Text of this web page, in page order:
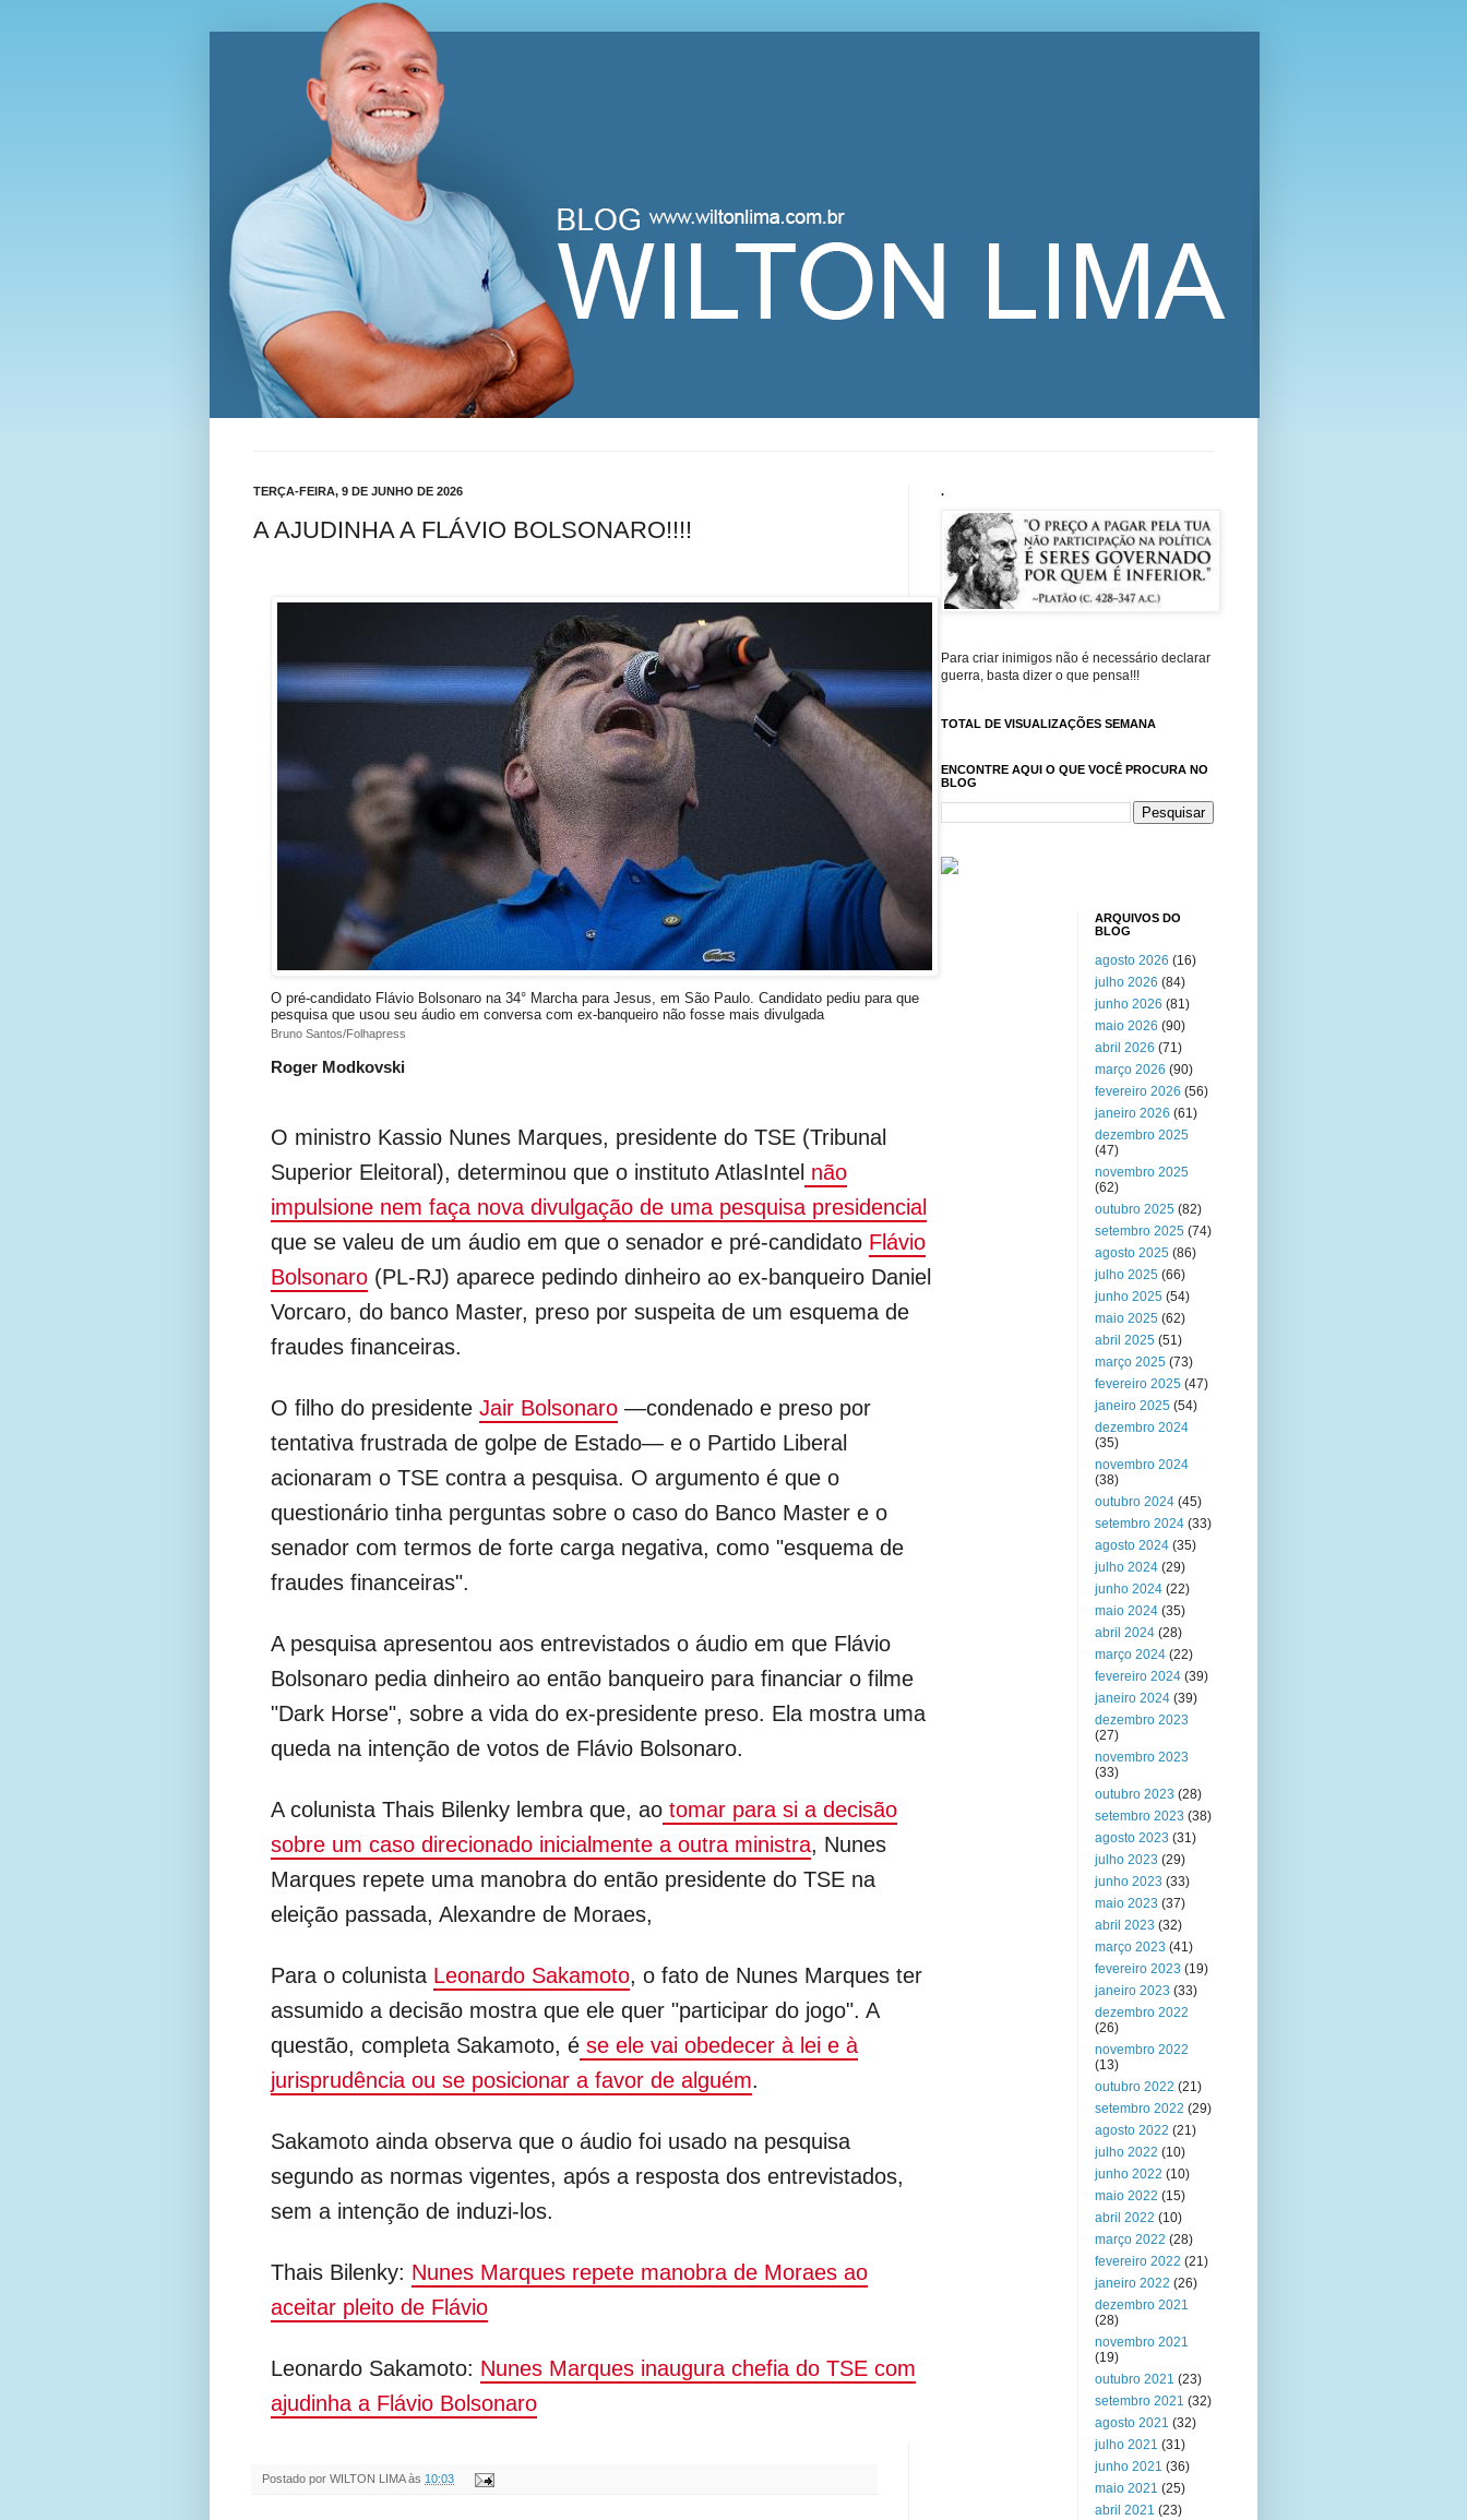
Blog Wilton Lima
TERÇA-FEIRA, 9 DE JUNHO DE 2026
A AJUDINHA A FLÁVIO BOLSONARO!!!!
O pré-candidato Flávio Bolsonaro na 34° Marcha para Jesus, em São Paulo. Candidato pediu para que
pesquisa que usou seu áudio em conversa com ex-banqueiro não fosse mais divulgada
Bruno Santos/Folhapress
Roger Modkovski
O ministro Kassio Nunes Marques, presidente do TSE (Tribunal
Superior Eleitoral), determinou que o instituto AtlasIntel não
impulsione nem faça nova divulgação de uma pesquisa presidencial
que se valeu de um áudio em que o senador e pré-candidato Flávio
Bolsonaro (PL-RJ) aparece pedindo dinheiro ao ex-banqueiro Daniel
Vorcaro, do banco Master, preso por suspeita de um esquema de
fraudes financeiras.
O filho do presidente Jair Bolsonaro —condenado e preso por
tentativa frustrada de golpe de Estado— e o Partido Liberal
acionaram o TSE contra a pesquisa. O argumento é que o
questionário tinha perguntas sobre o caso do Banco Master e o
senador com termos de forte carga negativa, como "esquema de
fraudes financeiras".
A pesquisa apresentou aos entrevistados o áudio em que Flávio
Bolsonaro pedia dinheiro ao então banqueiro para financiar o filme
"Dark Horse", sobre a vida do ex-presidente preso. Ela mostra uma
queda na intenção de votos de Flávio Bolsonaro.
A colunista Thais Bilenky lembra que, ao tomar para si a decisão
sobre um caso direcionado inicialmente a outra ministra, Nunes
Marques repete uma manobra do então presidente do TSE na
eleição passada, Alexandre de Moraes,
Para o colunista Leonardo Sakamoto, o fato de Nunes Marques ter
assumido a decisão mostra que ele quer "participar do jogo". A
questão, completa Sakamoto, é se ele vai obedecer à lei e à
jurisprudência ou se posicionar a favor de alguém.
Sakamoto ainda observa que o áudio foi usado na pesquisa
segundo as normas vigentes, após a resposta dos entrevistados,
sem a intenção de induzi-los.
Thais Bilenky: Nunes Marques repete manobra de Moraes ao
aceitar pleito de Flávio
Leonardo Sakamoto: Nunes Marques inaugura chefia do TSE com
ajudinha a Flávio Bolsonaro
Postado por WILTON LIMA às 10:03
.
Para criar inimigos não é necessário declarar
guerra, basta dizer o que pensa!!!
TOTAL DE VISUALIZAÇÕES SEMANA
ENCONTRE AQUI O QUE VOCÊ PROCURA NO
BLOG
ARQUIVOS DO
BLOG
agosto 2026 (16)
julho 2026 (84)
junho 2026 (81)
maio 2026 (90)
abril 2026 (71)
março 2026 (90)
fevereiro 2026 (56)
janeiro 2026 (61)
dezembro 2025
(47)
novembro 2025
(62)
outubro 2025 (82)
setembro 2025 (74)
agosto 2025 (86)
julho 2025 (66)
junho 2025 (54)
maio 2025 (62)
abril 2025 (51)
março 2025 (73)
fevereiro 2025 (47)
janeiro 2025 (54)
dezembro 2024
(35)
novembro 2024
(38)
outubro 2024 (45)
setembro 2024 (33)
agosto 2024 (35)
julho 2024 (29)
junho 2024 (22)
maio 2024 (35)
abril 2024 (28)
março 2024 (22)
fevereiro 2024 (39)
janeiro 2024 (39)
dezembro 2023
(27)
novembro 2023
(33)
outubro 2023 (28)
setembro 2023 (38)
agosto 2023 (31)
julho 2023 (29)
junho 2023 (33)
maio 2023 (37)
abril 2023 (32)
março 2023 (41)
fevereiro 2023 (19)
janeiro 2023 (33)
dezembro 2022
(26)
novembro 2022
(13)
outubro 2022 (21)
setembro 2022 (29)
agosto 2022 (21)
julho 2022 (10)
junho 2022 (10)
maio 2022 (15)
abril 2022 (10)
março 2022 (28)
fevereiro 2022 (21)
janeiro 2022 (26)
dezembro 2021
(28)
novembro 2021
(19)
outubro 2021 (23)
setembro 2021 (32)
agosto 2021 (32)
julho 2021 (31)
junho 2021 (36)
maio 2021 (25)
abril 2021 (23)